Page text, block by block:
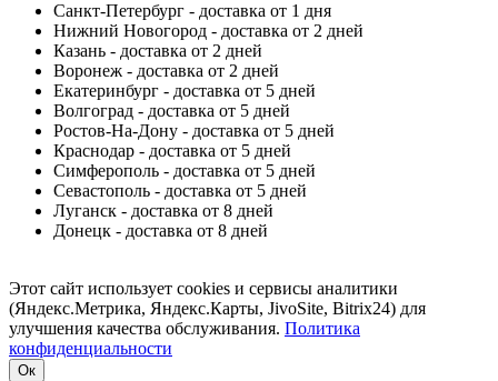
Санкт-Петербург - доставка от 1 дня
Нижний Новогород - доставка от 2 дней
Казань - доставка от 2 дней
Воронеж - доставка от 2 дней
Екатеринбург - доставка от 5 дней
Волгоград - доставка от 5 дней
Ростов-На-Дону - доставка от 5 дней
Краснодар - доставка от 5 дней
Симферополь - доставка от 5 дней
Севастополь - доставка от 5 дней
Луганск - доставка от 8 дней
Донецк - доставка от 8 дней
Этот сайт использует cookies и сервисы аналитики
(Яндекс.Метрика, Яндекс.Карты, JivoSite, Bitrix24) для
улучшения качества обслуживания. Политика
конфиденциальности
Ок